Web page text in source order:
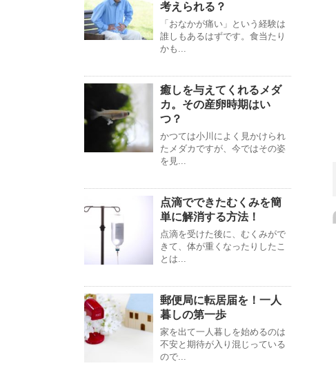
考えられる？
「おなかが痛い」という経験は
誰しもあるはずです。食当たり
かも...
癒しを与えてくれるメダ
カ。その産卵時期はい
つ？
かつては小川によく見かけられ
たメダカですが、今ではその姿
を見...
点滴でできたむくみを簡
単に解消する方法！
点滴を受けた後に、むくみがで
きて、体が重くなったりしたこ
とは...
郵便局に転居届を！一人
暮しの第一歩
家を出て一人暮しを始めるのは
不安と期待が入り混じっている
ので...